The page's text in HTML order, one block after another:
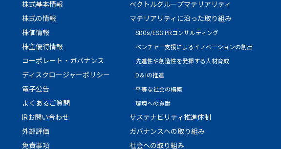
株式基本情報
株式の情報
株価情報
株主優待情報
コーポレート・ガバナンス
ディスクロージャーポリシー
電子公告
よくあるご質問
IRお問い合わせ
外部評価
免責事項
ベクトルグループマテリアリティ
マテリアリティに沿った取り組み
SDGs/ESG PRコンサルティング
ベンチャー支援によるイノベーションの創出
先進性や創造性を発揮する人材育成
D＆Iの推進
平等な社会の構築
環境への貢献
サステナビリティ推進体制
ガバナンスへの取り組み
社会への取り組み